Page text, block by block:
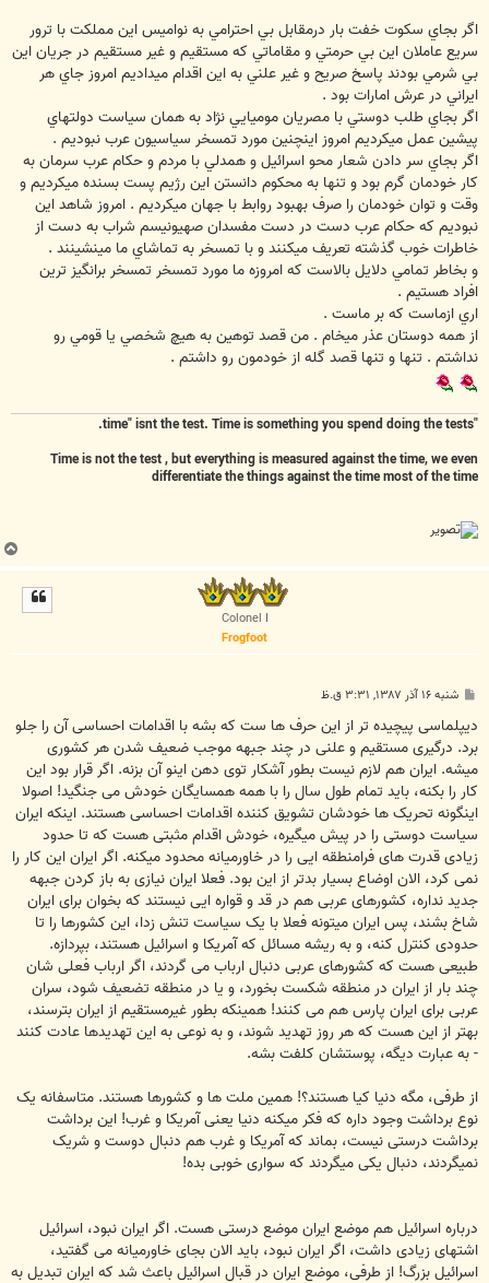
اگر بجاي سكوت خفت بار درمقابل بي احترامي به نواميس اين مملكت با ترور
سريع عاملان اين بي حرمتي و مقاماتي كه مستقيم و غير مستقيم در جريان اين
بي شرمي بودند پاسخ صريح و غير علني به اين اقدام ميداديم امروز جاي هر
ايراني در عرش امارات بود .
اگر بجاي طلب دوستي با مصريان موميايي نژاد به همان سياست دولتهاي
پيشين عمل ميكرديم امروز اينچنين مورد تمسخر سياسيون عرب نبوديم .
اگر بجاي سر دادن شعار محو اسرائيل و همدلي با مردم و حكام عرب سرمان به
كار خودمان گرم بود و تنها به محكوم دانستن اين رژيم پست بسنده ميكرديم و
وقت و توان خودمان را صرف بهبود روابط با جهان ميكرديم . امروز شاهد اين
نبوديم كه حكام عرب دست در دست مفسدان صهيونيسم شراب به دست از
خاطرات خوب گذشته تعريف ميكنند و با تمسخر به تماشاي ما مينشينند .
و بخاطر تمامي دلايل بالاست كه امروزه ما مورد تمسخر تمسخر برانگيز ترين
افراد هستيم .
اري ازماست كه بر ماست .
از همه دوستان عذر ميخام . من قصد توهين به هيچ شخصي يا قومي رو
نداشتم . تنها و تنها قصد گله از خودمون رو داشتم .
Time is not the test , but everything is measured against the time, we even
differentiate the things against the time most of the time
ب
ا
Colonel I
Frogfoot
پ
ت
شنبه ۱۶ آذر ۱۳۸۷, ۳:۳۱ ق.ظ
دیپلماسی پیچیده تر از این حرف ها ست که بشه با اقدامات احساسی آن را جلو
برد. درگیری مستقیم و علنی در چند جبهه موجب ضعیف شدن هر کشوری
میشه. ایران هم لازم نیست بطور آشکار توی دهن اینو آن بزنه. اگر قرار بود این
کار را بکنه، باید تمام طول سال را با همه همسایگان خودش می جنگید! اصولا
اینگونه تحریک ها خودشان تشویق کننده اقدامات احساسی هستند. اینکه ایران
سیاست دوستی را در پیش میگیره، خودش اقدام مثبتی هست که تا حدود
زیادی قدرت های فرامنطقه ایی را در خاورمیانه محدود میکنه. اگر ایران این کار را
نمی کرد، الان اوضاع بسیار بدتر از این بود. فعلا ایران نیازی به باز کردن جبهه
جدید نداره، کشورهای عربی هم در قد و قواره ایی نیستند که بخوان برای ایران
شاخ بشند، پس ایران میتونه فعلا با یک سیاست تنش زدا، این کشورها را تا
حدودی کنترل کنه، و به ریشه مسائل که آمریکا و اسرائیل هستند، بپردازه.
طبیعی هست که کشورهای عربی دنبال ارباب می گردند، اگر ارباب فعلی شان
چند بار از ایران در منطقه شکست بخورد، و یا در منطقه تضعیف شود، سران
عربی برای ایران پارس هم می کنند! همینکه بطور غیرمستقیم از ایران بترسند،
بهتر از این هست که هر روز تهدید شوند، و به نوعی به این تهدیدها عادت کنند
- به عبارت دیگه، پوستشان کلفت بشه.
از طرفی، مگه دنیا کیا هستند؟! همین ملت ها و کشورها هستند. متاسفانه یک
نوع برداشت وجود داره که فکر میکنه دنیا یعنی آمریکا و غرب! این برداشت
برداشت درستی نیست، بماند که آمریکا و غرب هم دنبال دوست و شریک
نمیگردند، دنبال یکی میگردند که سواری خوبی بده!
درباره اسرائیل هم موضع ایران موضع درستی هست. اگر ایران نبود، اسرائیل
اشتهای زیادی داشت، اگر ایران نبود، باید الان بجای خاورمیانه می گفتید،
اسرائیل بزرگ! از طرفی، موضع ایران در قبال اسرائیل باعث شد که ایران تبدیل به